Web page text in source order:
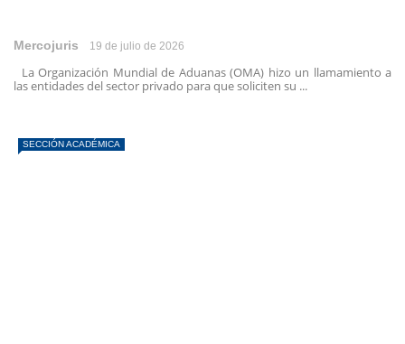
Mercojuris 19 de julio de 2026
La Organización Mundial de Aduanas (OMA) hizo un llamamiento a
las entidades del sector privado para que soliciten su ...
SECCIÓN ACADÉMICA